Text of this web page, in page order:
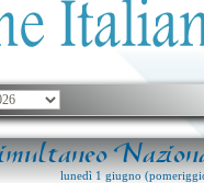
lunedì 1 giugno